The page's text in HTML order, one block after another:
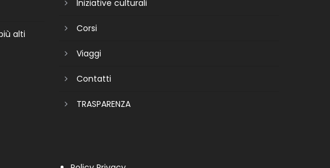
alti
Iniziative culturali
Corsi
Viaggi
Contatti
TRASPARENZA